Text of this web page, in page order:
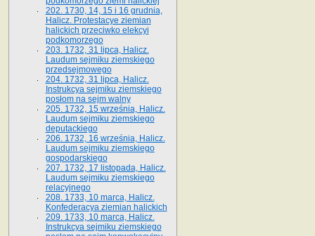
202. 1730, 14, 15 i 16 grudnia,
Halicz. Protestacye ziemian
halickich przeciwko elekcyi
podkomorzego
203. 1732, 31 lipca, Halicz.
Laudum sejmiku ziemskiego
przedsejmowego
204. 1732, 31 lipca, Halicz.
Instrukcya sejmiku ziemskiego
posłom na sejm walny
205. 1732, 15 września, Halicz.
Laudum sejmiku ziemskiego
deputackiego
206. 1732, 16 września, Halicz.
Laudum sejmiku ziemskiego
gospodarskiego
207. 1732, 17 listopada, Halicz.
Laudum sejmiku ziemskiego
relacyjnego
208. 1733, 10 marca, Halicz.
Konfederacya ziemian halickich­
209. 1733, 10 marca, Halicz.
Instrukcya sejmiku ziemskiego